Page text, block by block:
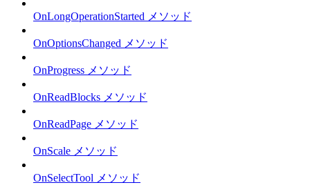
OnLongOperationStarted メソッド
OnOptionsChanged メソッド
OnProgress メソッド
OnReadBlocks メソッド
OnReadPage メソッド
OnScale メソッド
OnSelectTool メソッド